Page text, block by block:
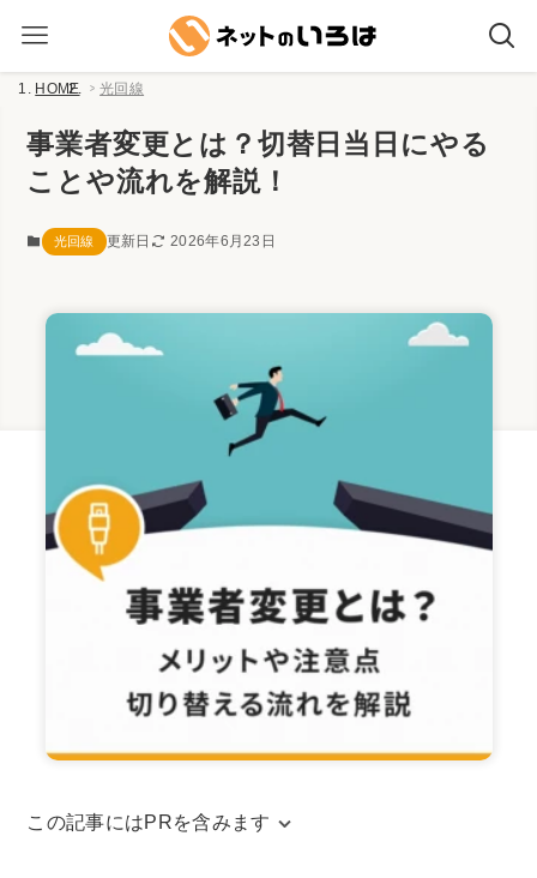
HOME 光回線
事業者変更とは？切替日当日にやる
ことや流れを解説！
光回線 更新日 2026年6月23日
この記事にはPRを含みます